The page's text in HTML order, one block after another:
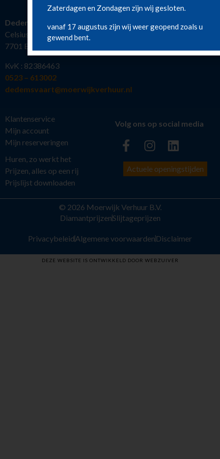
Dedemsvaart
Celsiusstraat 19
7701 BW Dedemsvaart
KvK : 82386463
0523 – 613002
dedemsvaart@moerwijkverhuur.nl
Klantenservice
Mijn account
Mijn reserveringen
Huren, zo werkt het
Prijzen, alles op een rij
Prijslijst downloaden
Volg ons op social media
Actuele openingstijden
© 2026 Moerwijk Verhuur B.V.
DiamantprijzenSlijtageprijzen
PrivacybeleidAlgemene voorwaarden Disclaimer
DEZE WEBSITE IS ONTWIKKELD DOOR WEBZUIVER
Zaterdagen en Zondagen zijn wij gesloten.
vanaf 17 augustus zijn wij weer geopend zoals u
gewend bent.